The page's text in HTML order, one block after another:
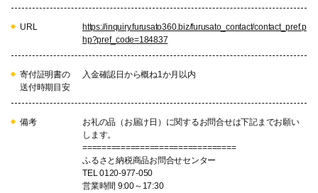
URL
https://inquiry.furusato360.biz/furusato_contact/contact_pref.p
hp?pref_code=184837
寄付証明書の
送付時期目安
入金確認日から概ね1か月以内
備考
お礼の品（お届け日）に関するお問合せは下記までお願い
します。
================================
ふるさと納税商品お問合せセンター
TEL 0120-977-050
営業時間 9:00～17:30